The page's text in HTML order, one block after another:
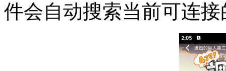
件会自动搜索当前可连